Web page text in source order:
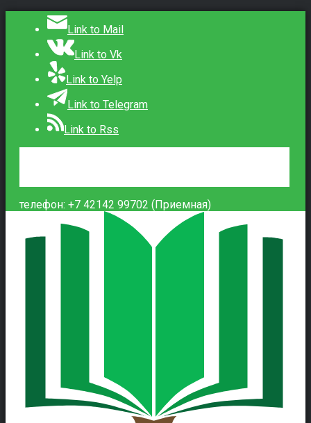
Link to Mail
Link to Vk
Link to Yelp
Link to Telegram
Link to Rss
телефон: +7 42142 99702 (Приемная)